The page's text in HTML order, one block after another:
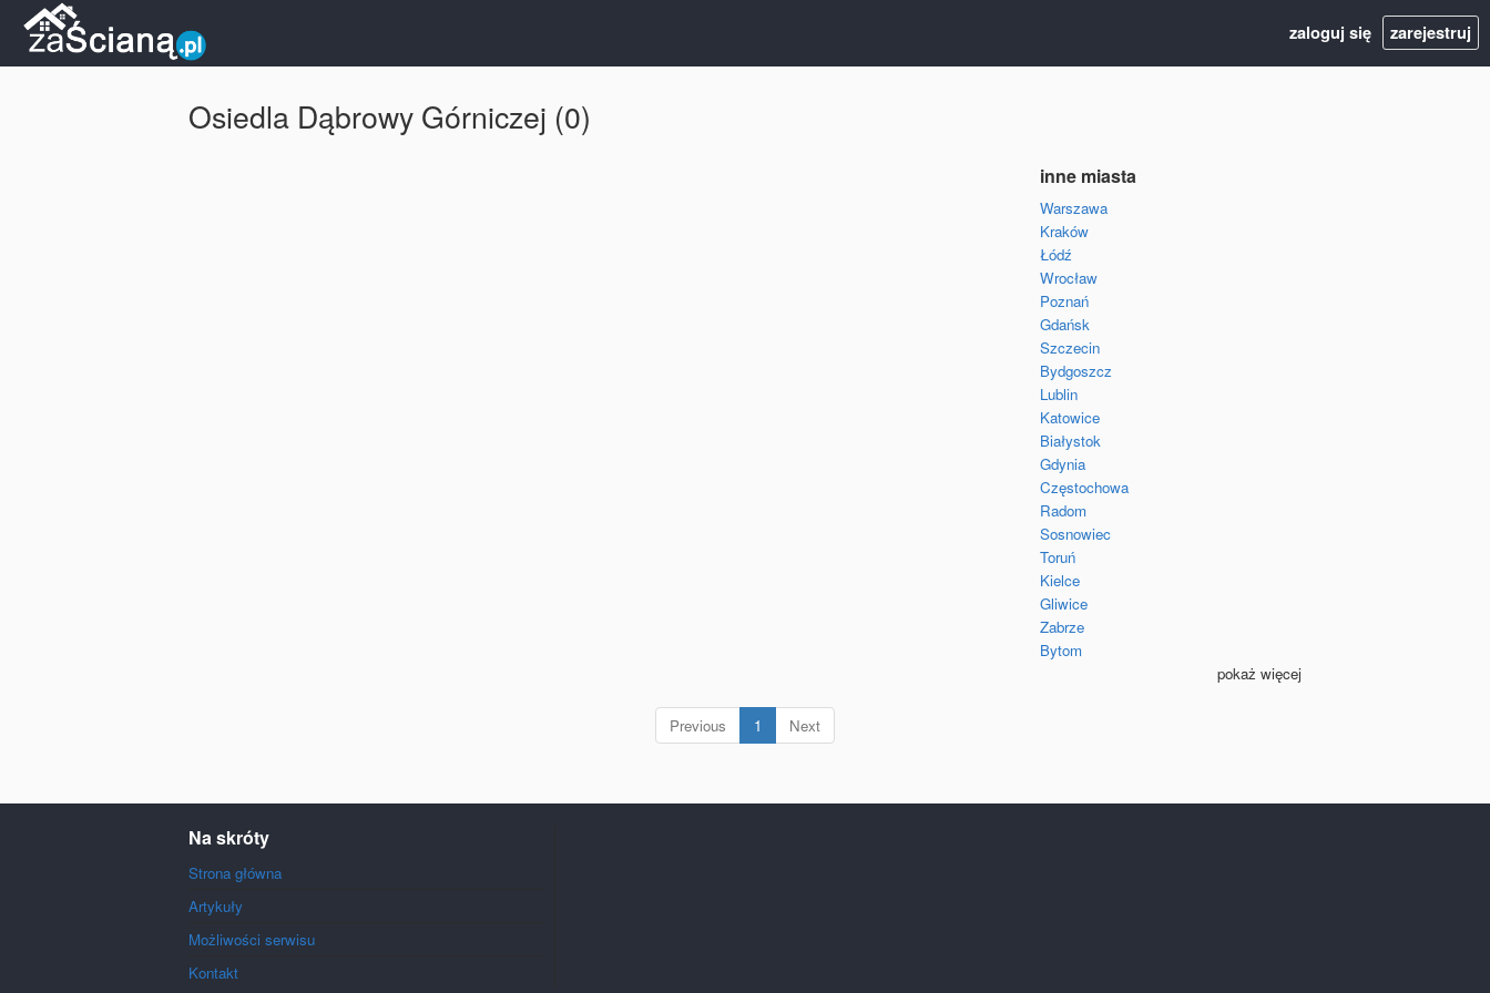
zaloguj się zarejestruj
Osiedla Dąbrowy Górniczej (0)
inne miasta
Warszawa
Kraków
Łódź
Wrocław
Poznań
Gdańsk
Szczecin
Bydgoszcz
Lublin
Katowice
Białystok
Gdynia
Częstochowa
Radom
Sosnowiec
Toruń
Kielce
Gliwice
Zabrze
Bytom
pokaż więcej
Previous 1 (current)
Next
Na skróty
Strona główna
Artykuły
Możliwości serwisu
Kontakt